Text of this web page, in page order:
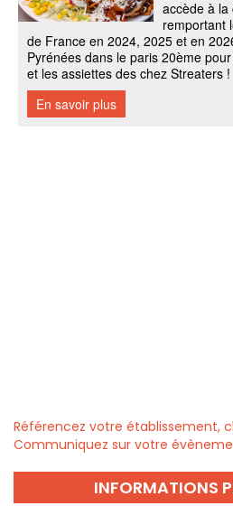
Référencez votre établissement,
Communiquez sur votre
INFORMATIONS